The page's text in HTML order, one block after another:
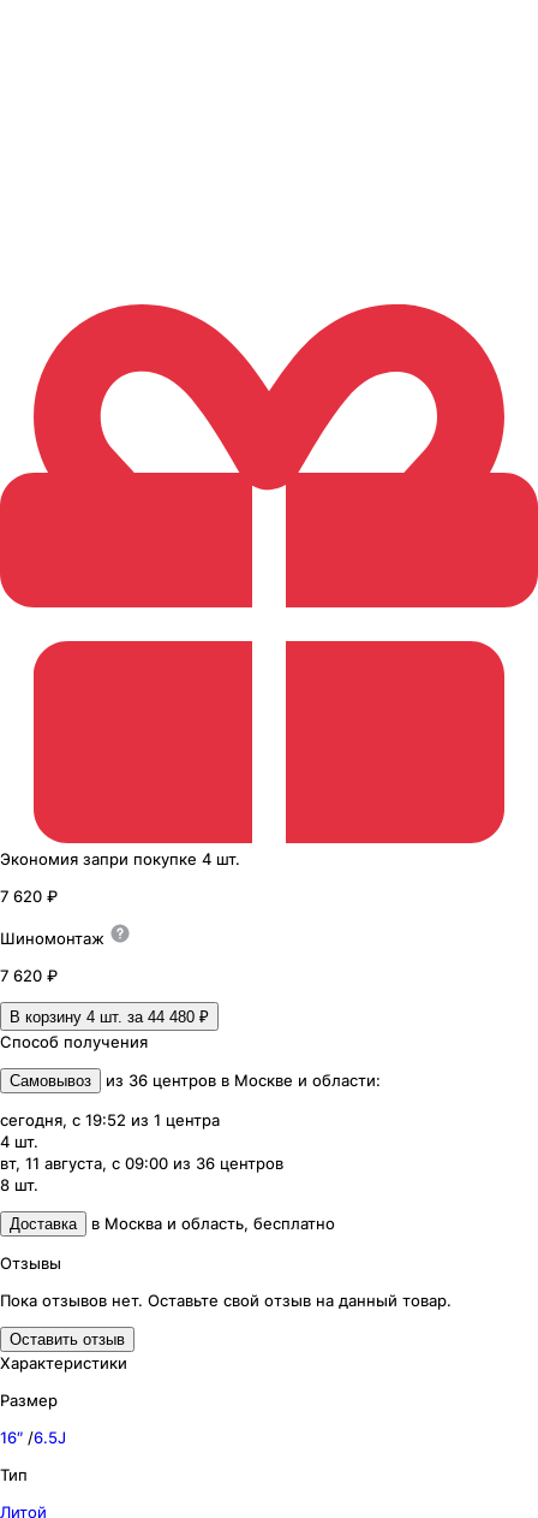
Экономия запри покупке 4 шт.
7 620 ₽
Шиномонтаж
7 620 ₽
В корзину 4 шт. за 44 480 ₽
Способ получения
Самовывоз из 36 центров в Москве и области:
сегодня, с 19:52 из 1 центра
4 шт.
вт, 11 августа, с 09:00 из 36 центров
8 шт.
Доставка в Москва и область, бесплатно
Отзывы
Пока отзывов нет. Оставьте свой отзыв на данный товар.
Оставить отзыв
Характеристики
Размер
16″ /6.5J
Тип
Литой